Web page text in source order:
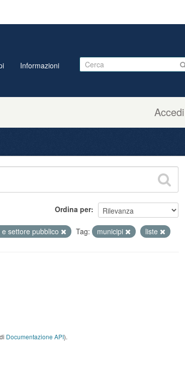
Accedi
Informazioni
Ordina per
settore pubblico Tag: municipi liste
Documentazione API).